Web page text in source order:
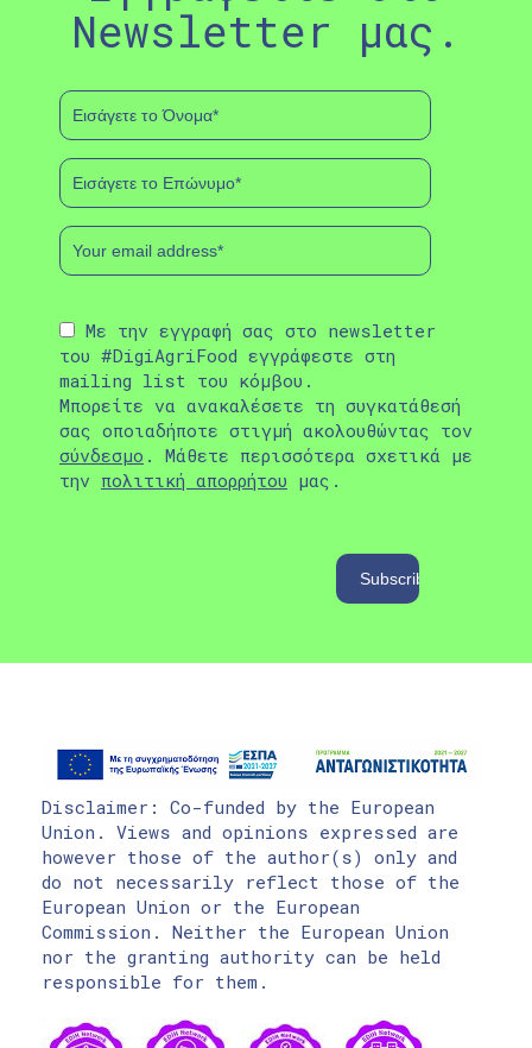
Newsletter μας.
Με την εγγραφή σας στο newsletter
του #DigiAgriFood εγγράφεστε στη
mailing list του κόμβου.
Μπορείτε να ανακαλέσετε τη συγκατάθεσή
σας οποιαδήποτε στιγμή ακολουθώντας τον
σύνδεσμο . Μάθετε περισσότερα σχετικά με
την πολιτική απορρήτου μας.
Disclaimer: Co-funded by the European
Union. Views and opinions expressed are
however those of the author(s) only and
do not necessarily reflect those of the
European Union or the European
Commission. Neither the European Union
nor the granting authority can be held
responsible for them.